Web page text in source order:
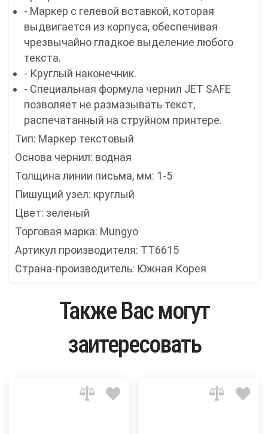
- Маркер с гелевой вставкой, которая
выдвигается из корпуса, обеспечивая
чрезвычайно гладкое выделение любого
текста.
- Круглый наконечник.
- Специальная формула чернил JET SAFE
позволяет не размазывать текст,
распечатанный на струйном принтере.
Тип: Маркер текстовый
Основа чернил: водная
Толщина линии письма, мм: 1-5
Пишущий узел: круглый
Цвет: зеленый
Торговая марка: Mungyo
Артикул производителя: TT6615
Страна-производитель: Южная Корея
Также Вас могут
заитересовать